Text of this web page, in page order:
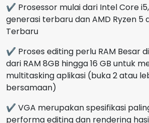
✔ Prosessor mulai dari Intel Core
generasi terbaru dan AMD Ryzen 5
Terbaru
✔ Proses editing perlu RAM Besar
dari RAM 8GB hingga 16 GB untuk
multitasking aplikasi (buka 2 atau
bersamaan)
✔ VGA merupakan spesifikasi
performa editing dan rendering